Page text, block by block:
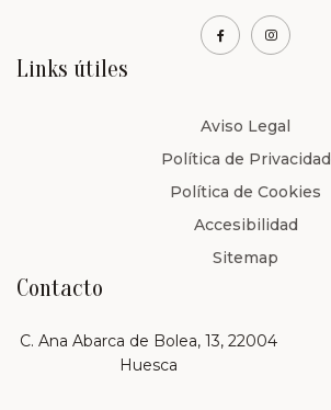
Links útiles
Aviso Legal
Política de Privacidad
Política de Cookies
Accesibilidad
Sitemap
Contacto
C. Ana Abarca de Bolea, 13, 22004
Huesca